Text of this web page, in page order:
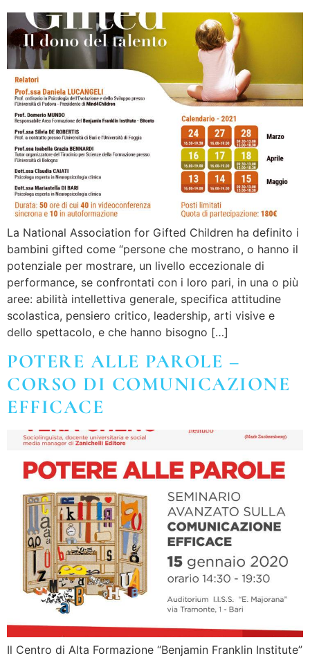
La National Association for Gifted Children ha definito i
bambini gifted come “persone che mostrano, o hanno il
potenziale per mostrare, un livello eccezionale di
performance, se confrontati con i loro pari, in una o più
aree: abilità intellettiva generale, specifica attitudine
scolastica, pensiero critico, leadership, arti visive e
dello spettacolo, e che hanno bisogno […]
POTERE ALLE PAROLE –
CORSO DI COMUNICAZIONE
EFFICACE
Il Centro di Alta Formazione “Benjamin Franklin Institute”